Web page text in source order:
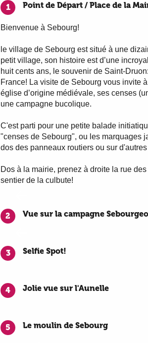
1 Point de Départ / Place de la
Bienvenue à Sebourg!
le village de Sebourg est situé à une
petit village, son histoire est d’une
huit cents ans, le souvenir de Saint-
France! La visite de Sebourg vous invite
église d’origine médiévale, ses censes
une campagne bucolique.
C'est parti pour une petite balade
"censes de Sebourg", ou les marquages
dos des panneaux routiers ou sur
Dos à la mairie, prenez à droite la rue
sentier de la culbute!
2 Vue sur la campagne
3 Selfie Spot!
4 Jolie vue sur l'Aunelle
5 Le moulin de Sebourg